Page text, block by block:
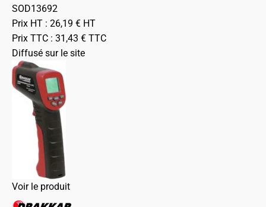
SOD13692
Prix HT : 26,19 € HT
Prix TTC : 31,43 € TTC
Diffusé sur le site
Voir le produit